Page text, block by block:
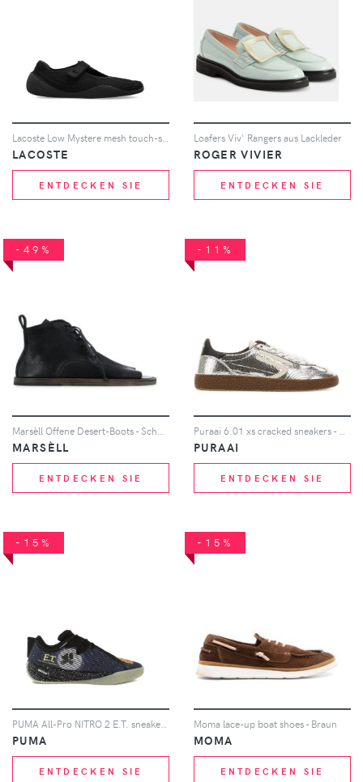
LACOSTE
ENTDECKEN SIE
Loafers Viv' Rangers aus Lackleder
ROGER VIVIER
ENTDECKEN SIE
-49%
Marsèll Offene Desert-Boots - Schwarz
MARSÈLL
ENTDECKEN SIE
-11%
Puraai 6.01 xs cracked sneakers - Silber
PURAAI
ENTDECKEN SIE
-15%
PUMA All-Pro NITRO 2 E.T. sneakers - Blau
PUMA
ENTDECKEN SIE
-15%
Moma lace-up boat shoes - Braun
MOMA
ENTDECKEN SIE